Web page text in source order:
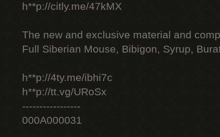
h**p://citly.me/47kMX
The new and exclusive material and
Full Siberian Mouse, Bibigon, Syrup,
h**p://4ty.me/ibhi7c
h**p://tt.vg/URoSx
-----------------
000A000031